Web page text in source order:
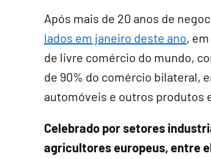
Após mais de 20 anos de
lados em janeiro deste ano,
de livre comércio do mundo,
de 90% do comércio bilateral,
automóveis e outros produtos
Celebrado por setores
agricultores europeus, entre